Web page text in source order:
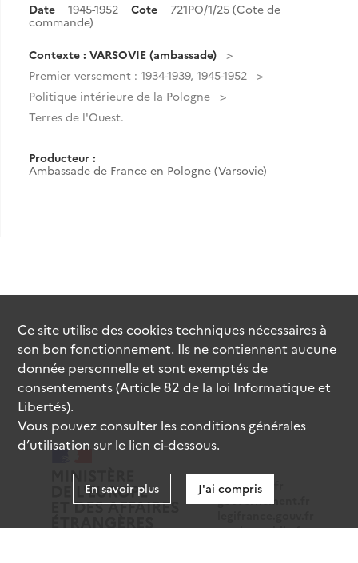
Date 1945-1952 Cote
721PO/1/25 (Cote de
commande)
Contexte : VARSOVIE (ambassade)
Premier versement : 1934-1939, 1945-1952
Politique intérieure de la Pologne
Terres de l'Ouest.
Producteur :
Ambassade de France en Pologne (Varsovie)
data.gouv.fr
gouvernement.fr
service-public.fr
Ce site utilise descookiestechniques nécessaires à
son bon fonctionnement. Ils ne contiennent aucune
donnée personnelle et sont exemptés de
consentements (Article 82 de la loi Informatique et
Libertés).
Vous pouvez consulter les conditions générales
d’utilisation sur le lien ci-dessous.
En savoir plus J'ai compris